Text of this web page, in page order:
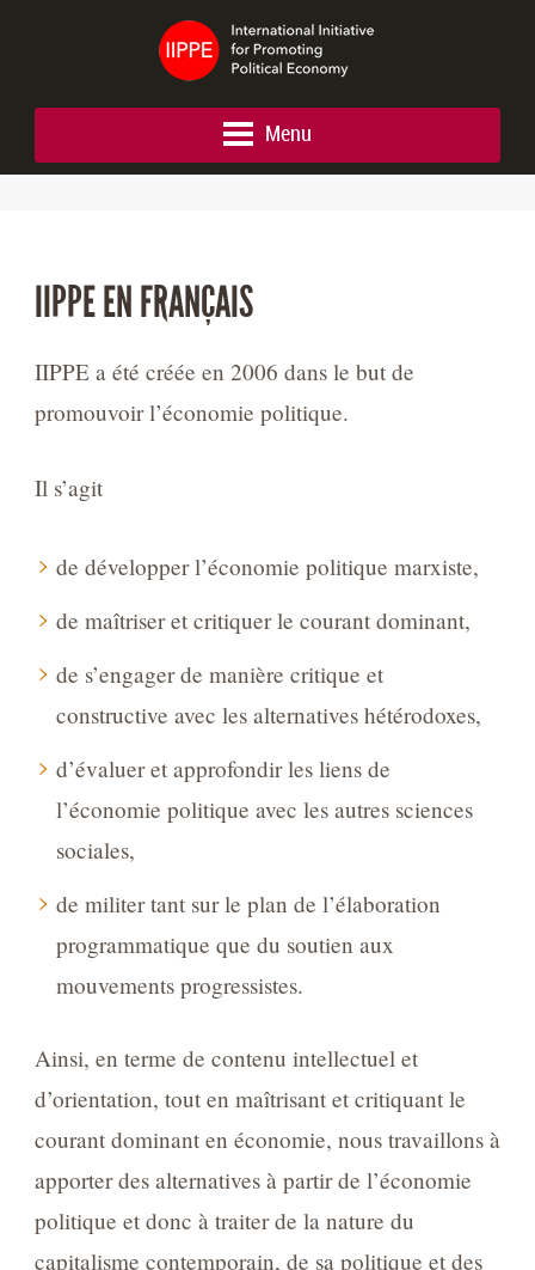
Menu
IIPPE EN FRANÇAIS
IIPPE a été créée en 2006 dans le but de
promouvoir l’économie politique.
Il s’agit
de développer l’économie politique marxiste,
de maîtriser et critiquer le courant dominant,
de s’engager de manière critique et
constructive avec les alternatives hétérodoxes,
d’évaluer et approfondir les liens de
l’économie politique avec les autres sciences
sociales,
de militer tant sur le plan de l’élaboration
programmatique que du soutien aux
mouvements progressistes.
Ainsi, en terme de contenu intellectuel et
d’orientation, tout en maîtrisant et critiquant le
courant dominant en économie, nous travaillons à
apporter des alternatives à partir de l’économie
politique et donc à traiter de la nature du
capitalisme contemporain, de sa politique et des